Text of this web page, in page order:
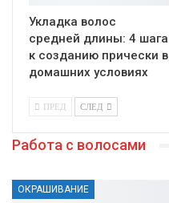
Укладка волос
средней длины: 4 шага
к созданию прически в
домашних условиях
ПРЕД СЛЕД
Работа с волосами
ОКРАШИВАНИЕ